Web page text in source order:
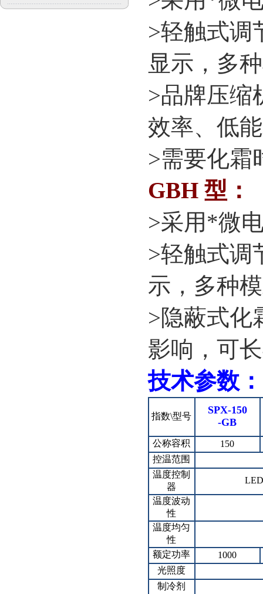
>轻触式调
显示，多
>品牌压缩
效率、低
>需要化霜
GBH 型：
>采用*微
>轻触式调
示，多种
>隐蔽式化
影响，可
技术参数：
指数\型号
SPX-150
-GB
公称容积
150
控温范围
温度控制
器
温度波动
性
温度均匀
性
额定功率
1000
光照度
制冷剂